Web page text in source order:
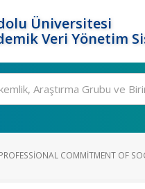
Üniversitesi
Veri Yönetim
COMMITMENT OF